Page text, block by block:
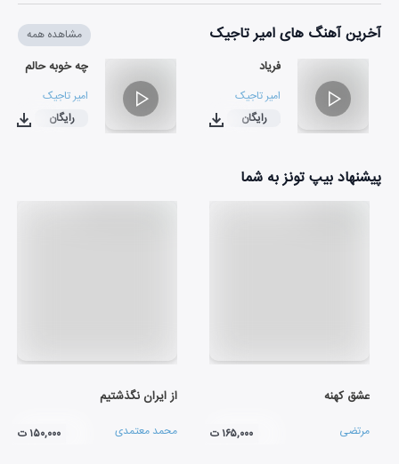
آخرین آهنگ های امیر تاجیک مشاهده همه
فریاد
امیر تاجیک
۰۳:۳۴
رایگان
چه خوبه حالم
امیر تاجیک
۰۲:۵۳
رایگان
پیشنهاد بیپ تونز به شما
عشق کهنه
مرتضی ۱۶۵,۰۰۰ ت
از ایران نگذشتیم
محمد معتمدی ۱۵۰,۰۰۰ ت